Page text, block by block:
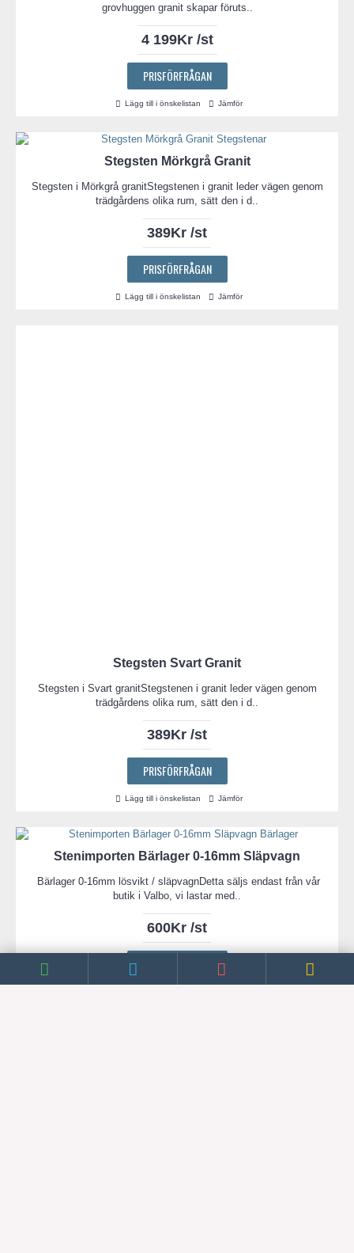
grovhuggen granit skapar föruts..
4 199Kr /st
PRISFÖRFRÅGAN
Lägg till i önskelistan Jämför
Stegsten Mörkgrå Granit
Stegsten i Mörkgrå granitStegstenen i granit leder vägen genom
trädgårdens olika rum, sätt den i d..
389Kr /st
PRISFÖRFRÅGAN
Lägg till i önskelistan Jämför
Stegsten Svart Granit
Stegsten i Svart granitStegstenen i granit leder vägen genom
trädgårdens olika rum, sätt den i d..
389Kr /st
PRISFÖRFRÅGAN
Lägg till i önskelistan Jämför
Stenimporten Bärlager 0-16mm Släpvagn
Bärlager 0-16mm lösvikt / släpvagnDetta säljs endast från vår
butik i Valbo, vi lastar med..
600Kr /st